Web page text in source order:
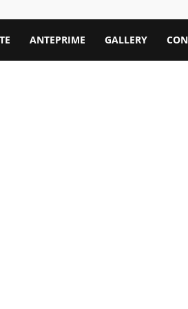
ANTEPRIME GALLERY